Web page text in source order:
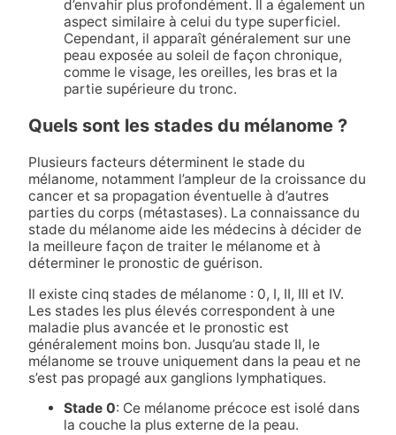
d’envahir plus profondément. Il a également un
aspect similaire à celui du type superficiel.
Cependant, il apparaît généralement sur une
peau exposée au soleil de façon chronique,
comme le visage, les oreilles, les bras et la
partie supérieure du tronc.
Quels sont les stades du mélanome ?
Plusieurs facteurs déterminent le stade du
mélanome, notamment l’ampleur de la croissance du
cancer et sa propagation éventuelle à d’autres
parties du corps (métastases). La connaissance du
stade du mélanome aide les médecins à décider de
la meilleure façon de traiter le mélanome et à
déterminer le pronostic de guérison.
Il existe cinq stades de mélanome : 0, I, II, III et IV.
Les stades les plus élevés correspondent à une
maladie plus avancée et le pronostic est
généralement moins bon. Jusqu’au stade II, le
mélanome se trouve uniquement dans la peau et ne
s’est pas propagé aux ganglions lymphatiques.
Stade 0: Ce mélanome précoce est isolé dans
la couche la plus externe de la peau.